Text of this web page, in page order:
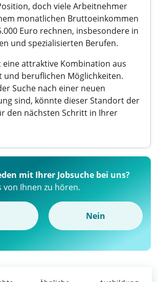
doch viele Arbeitnehmer
monatlichen Bruttoeinkommen
Euro rechnen, insbesondere in
und spezialisierten Berufen.
eine attraktive Kombination aus
und beruflichen Möglichkeiten.
Suche nach einer neuen
sind, könnte dieser Standort der
den nächsten Schritt in Ihrer
mit Ihrer Jobsuche bei uns?
Ihnen zu hören.
Nein